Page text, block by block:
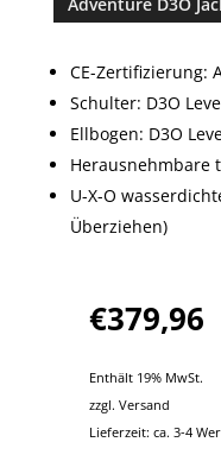
CE-Zertifizierung:
Schulter: D3O
Ellbogen: D3O
Herausnehmbare
U-X-O
Überziehen)
€379,96
Enthält 19% MwSt.
zzgl. Versand
Lieferzeit: ca. 3-4